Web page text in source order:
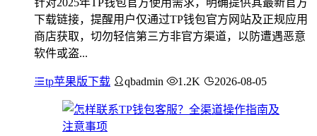
针对2025年TP钱包官方使用需求，明确提供其最新官方
下载链接，提醒用户仅通过TP钱包官方网站及正规应用
商店获取，切勿轻信第三方非官方渠道，以防遭遇恶意
软件或盗...
tp苹果版下载 qbadmin 1.2K 2026-08-05